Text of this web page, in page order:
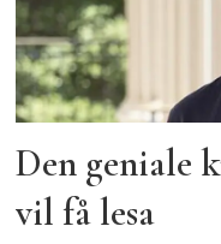
Den geniale
vil få lesa